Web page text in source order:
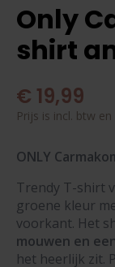
Only
shirt
€ 19,99
Prijs is incl. btw
ONLY
Trendy T-shirt
groene kleur
voorkant. Het
mouwen en
het heerlijk zit.